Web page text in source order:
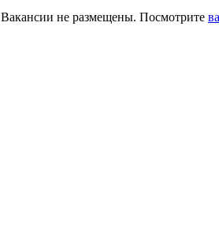
Вакансии не размещены. Посмотрите